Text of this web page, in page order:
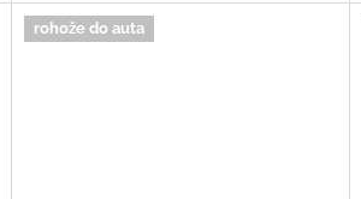
rohože do auta